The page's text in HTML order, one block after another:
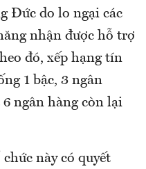
Đức do lo ngại các
nhận được hỗ trợ
đó, xếp hạng tín
1 bậc, 3 ngân
ngân hàng còn lại
này có quyết